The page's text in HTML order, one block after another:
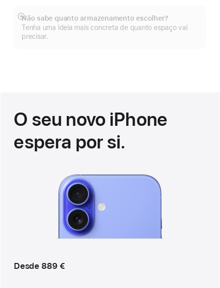
Não sabe quanto armazenamento escolher?
Tenha uma ideia mais concreta de quanto espaço vai
precisar.
Veja
mais
O seu novo iPhone
espera por si.
Desde 889 €